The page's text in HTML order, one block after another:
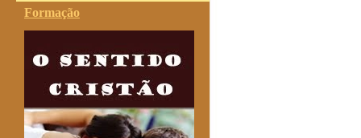
Formação